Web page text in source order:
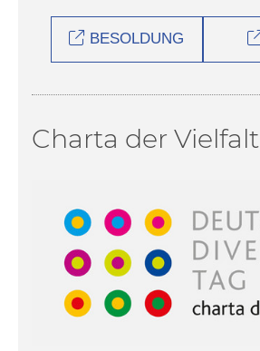
BESOLDUNG
Charta der Vielfalt